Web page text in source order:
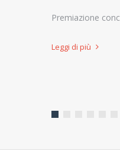
Premiazione
Leggi di più